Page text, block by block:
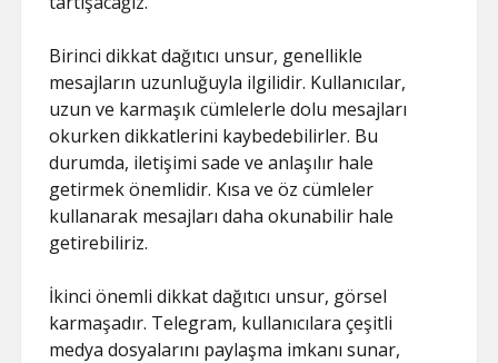
Birinci dikkat dağıtıcı unsur, genellikle
mesajların uzunluğuyla ilgilidir. Kullanıcılar,
uzun ve karmaşık cümlelerle dolu mesajları
okurken dikkatlerini kaybedebilirler. Bu
durumda, iletişimi sade ve anlaşılır hale
getirmek önemlidir. Kısa ve öz cümleler
kullanarak mesajları daha okunabilir hale
getirebiliriz.
İkinci önemli dikkat dağıtıcı unsur, görsel
karmaşadır. Telegram, kullanıcılara çeşitli
medya dosyalarını paylaşma imkanı sunar,